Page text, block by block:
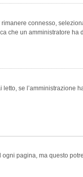
connesso,
che un amministratore ha
se l’amministrazione
pagina, ma questo